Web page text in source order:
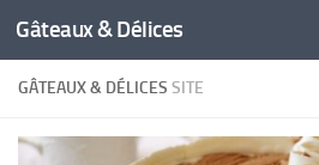
Gâteaux & Délices
GÂTEAUX & DÉLICES SITE